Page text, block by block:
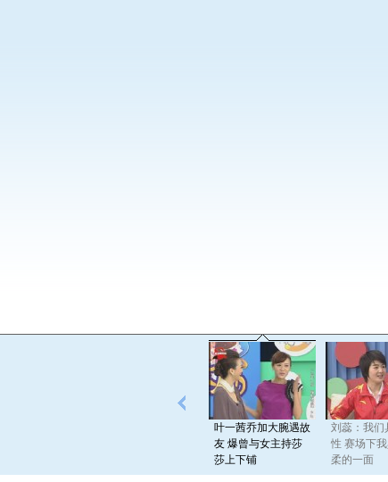
叶一茜乔加大腕遇故
友 爆曾与女主持莎
莎上下铺
刘蕊：我们
性 赛场下
柔的一面